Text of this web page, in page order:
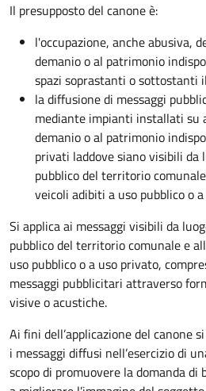
Il presupposto del canone è:
l'occupazione, anche abusiva,
demanio o al patrimonio
spazi soprastanti o sottostanti
la diffusione di messaggi
mediante impianti installati su
demanio o al patrimonio
privati laddove siano visibili da
pubblico del territorio
veicoli adibiti a uso pubblico o
Si applica ai messaggi visibili da
pubblico del territorio comunale e
uso pubblico o a uso privato,
messaggi pubblicitari attraverso
visive o acustiche.
Ai fini dell’applicazione del canone
i messaggi diffusi nell’esercizio di
scopo di promuovere la domanda